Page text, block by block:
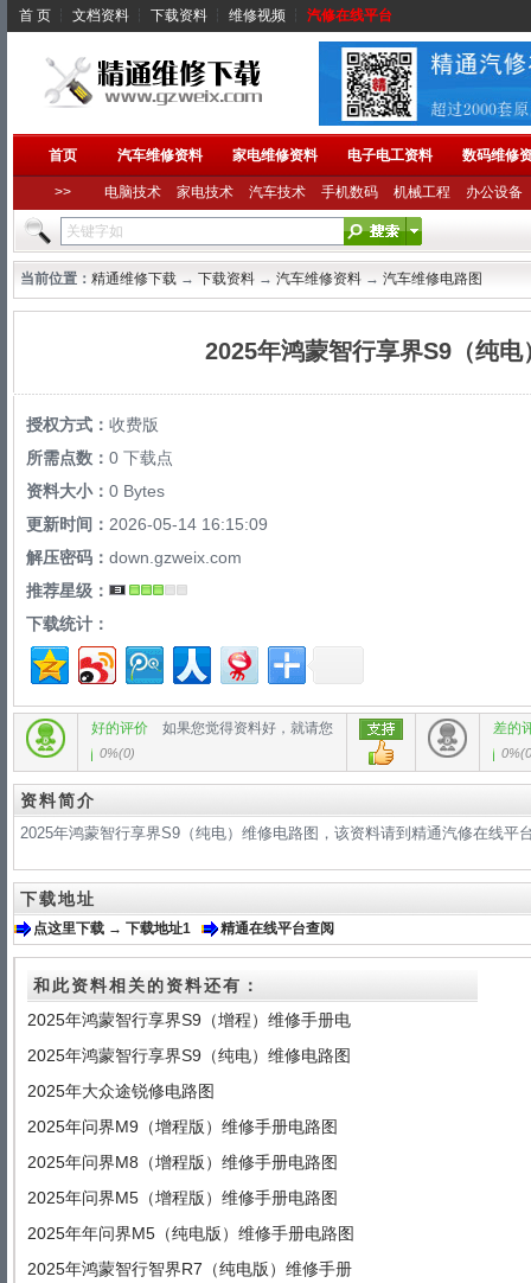
首 页 ┆ 文档资料 ┆ 下载资料 ┆ 维修视频 ┆ 汽修在线平台
首页 汽车维修资料 家电维修资料 电子电工资料 数码维修
>> 电脑技术 家电技术 汽车技术 手机数码 机械工程 办公设备
当前位置： 精通维修下载 → 下载资料 → 汽车维修资料 → 汽车维修电路图
2025年鸿蒙智行享界S9（纯电
授权方式： 收费版
所需点数： 0 下载点
资料大小： 0 Bytes
更新时间： 2026-05-14 16:15:09
解压密码： down.gzweix.com
推荐星级：
下载统计：
好的评价 如果您觉得资料好，就请您
0%(0)
差的
0%(0
资料简介
2025年鸿蒙智行享界S9（纯电）维修电路图，该资料请到精通汽修在线平
下载地址
点这里下载 → 下载地址1 精通在线平台查阅
和此资料相关的资料还有：
2025年鸿蒙智行享界S9（增程）维修手册电
2025年鸿蒙智行享界S9（纯电）维修电路图
2025年大众途锐修电路图
2025年问界M9（增程版）维修手册电路图
2025年问界M8（增程版）维修手册电路图
2025年问界M5（增程版）维修手册电路图
2025年年问界M5（纯电版）维修手册电路图
2025年鸿蒙智行智界R7（纯电版）维修手册